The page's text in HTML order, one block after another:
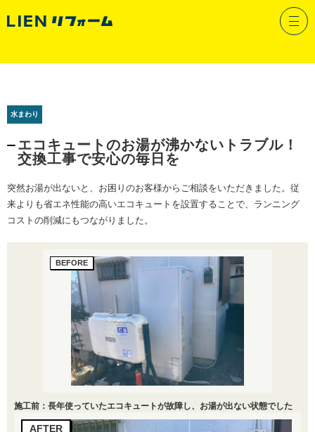
水まわり
エコキュートのお湯が沸かないトラブル！
交換工事で安心の毎日を
突然お湯が出ないと、お困りのお客様からご相談をいただきました。従
来よりも省エネ性能の高いエコキュートを設置することで、ランニング
コストの削減にもつながりました。
施工前：長年使っていたエコキュートが故障し、お湯が出ない状態でした